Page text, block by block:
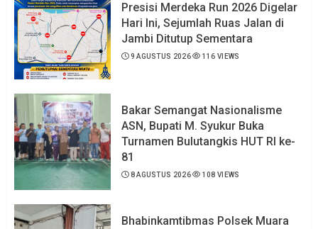
Presisi Merdeka Run 2026 Digelar
Hari Ini, Sejumlah Ruas Jalan di
Jambi Ditutup Sementara
9 AGUSTUS 2026 116 VIEWS
Bakar Semangat Nasionalisme
ASN, Bupati M. Syukur Buka
Turnamen Bulutangkis HUT RI ke-
81
8 AGUSTUS 2026 108 VIEWS
Bhabinkamtibmas Polsek Muara